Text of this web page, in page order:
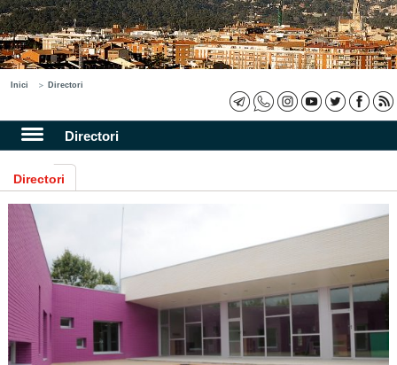
Inici Directori
Directori
Directori